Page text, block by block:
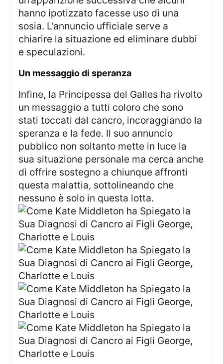
hanno ipotizzato facesse uso di una
sosia. L’annuncio ufficiale serve a
chiarire la situazione ed eliminare dubbi
e speculazioni.
un messaggio di speranza
Infine, la Principessa del Galles ha rivolto
un messaggio a tutti coloro che sono
stati toccati dal cancro, incoraggiando la
speranza e la fede. Il suo annuncio
pubblico non soltanto mette in luce la
sua situazione personale ma cerca anche
di offrire sostegno a chiunque affronti
questa malattia, sottolineando che
nessuno è solo in questa lotta.